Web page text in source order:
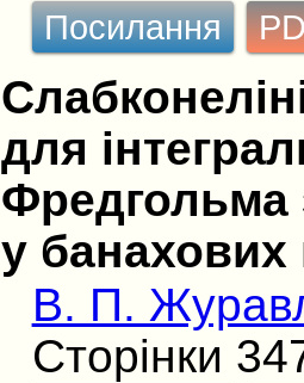
Посилання
для
у банахових
В. П.
Сторінки